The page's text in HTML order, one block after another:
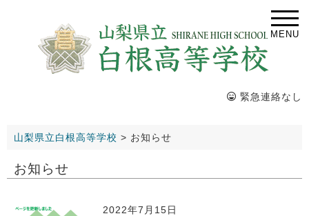
MENU
緊急連絡なし
山梨県立白根高等学校 > お知らせ
お知らせ
2022年7月15日